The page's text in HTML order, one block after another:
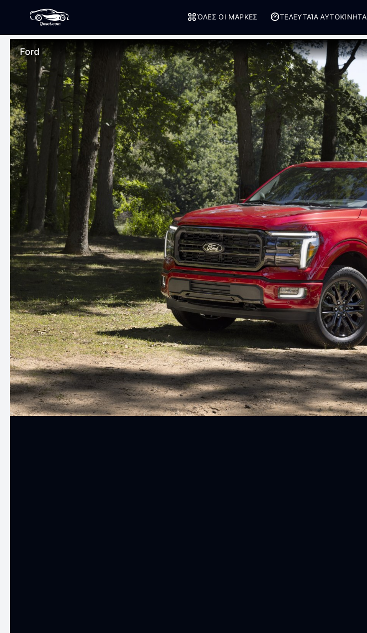
ΌΛΕΣ ΟΙ ΜΆΡΚΕΣ ΤΕΛΕΥΤΑΊΑ ΑΥΤΟΚΊΝΗΤΑ
Ford